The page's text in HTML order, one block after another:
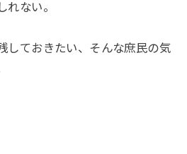
れない。
しておきたい、そんな庶民の気